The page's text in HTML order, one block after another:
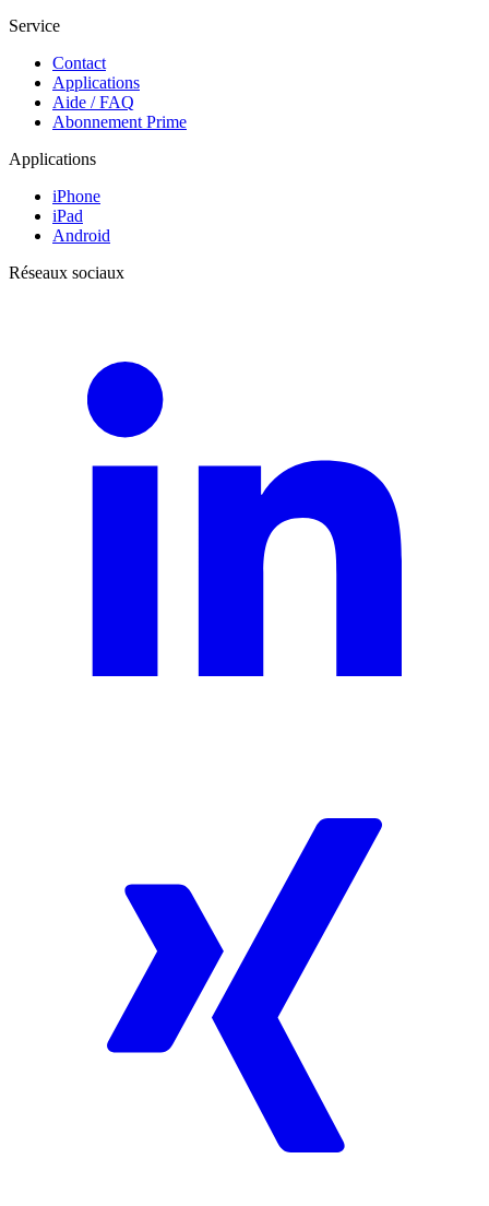
Service
Contact
Applications
Aide / FAQ
Abonnement Prime
Applications
iPhone
iPad
Android
Réseaux sociaux